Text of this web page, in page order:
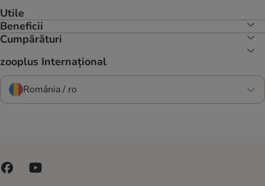
Utile
Beneficii
Cumpărături
zooplus Internațional
România / ro